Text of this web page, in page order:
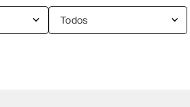
Todos